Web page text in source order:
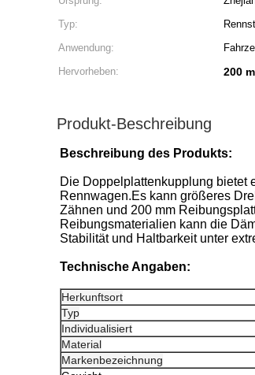
Typ:
Anwendung:
Hervorheben:
200
Produkt-Beschreibung
Beschreibung des Produkts:
Die Doppelplattenkupplung bietet
Rennwagen.Es kann größeres
Zähnen und 200 mm
Reibungsmaterialien kann die
Stabilität und Haltbarkeit unter
Technische Angaben:
Herkunftsort
Typ
Individualisiert
Material
Markenbezeichnung